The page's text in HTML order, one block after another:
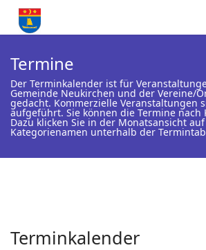
Termine
Der Terminkalender ist für
Gemeinde Neukirchen und der Vereine/
gedacht. Kommerzielle Veranstaltungen
aufgeführt. Sie können die Termine nach
Dazu klicken Sie in der Monatsansicht
Kategorienamen unterhalb der
Terminkalender